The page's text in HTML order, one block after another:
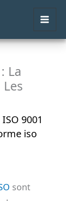
La
9001
iso
sont